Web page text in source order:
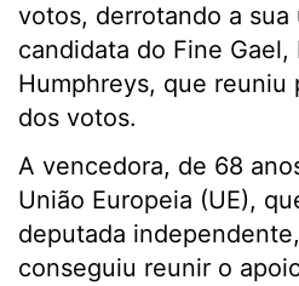
votos, derrotando a sua
candidata do Fine Gael,
Humphreys, que reuniu
dos votos.
A vencedora, de 68
União Europeia (UE),
deputada
conseguiu reunir o